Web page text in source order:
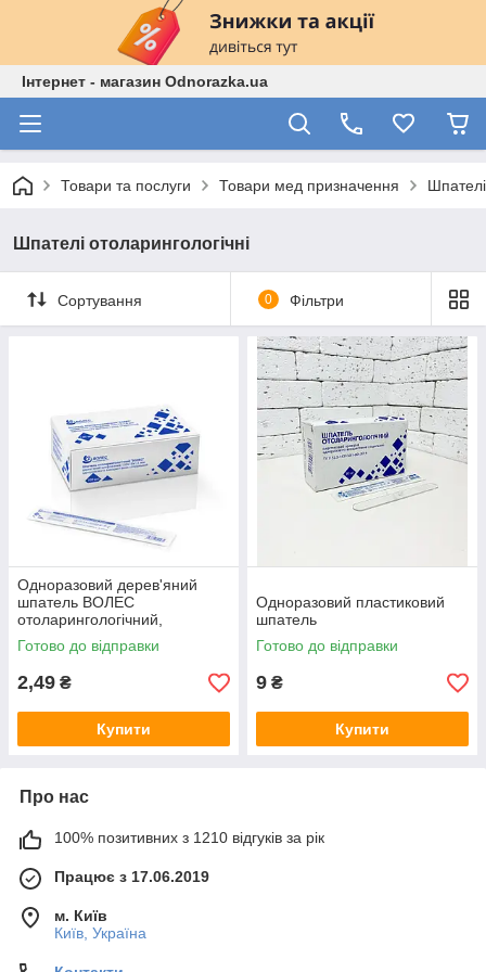
Інтернет - магазин Odnorazka.ua
Товари та послуги Товари мед призначення
Шпателі отоларингологічні
Сортування 0 Фільтри
Одноразовий дерев'яний
шпатель ВОЛЕС
отоларингологічний,
стерильний
Готово до відправки
2,49 ₴
Купити
Одноразовий пластиковий
шпатель
Готово до відправки
9 ₴
Купити
Про нас
100% позитивних з 1210 відгуків за рік
Працює з 17.06.2019
м. Київ
Київ, Україна